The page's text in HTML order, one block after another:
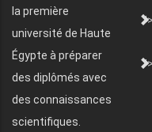
la première
université de Haute
Égypte à préparer
des diplômés avec
des connaissances
scientifiques.
">
">